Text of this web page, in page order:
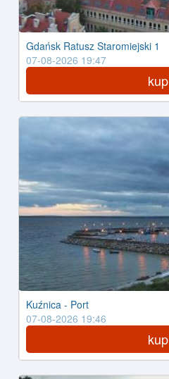
Gdańsk Ratusz Staromiejski 1
07-08-2026 19:47
kup
Kuźnica - Port
07-08-2026 19:46
kup